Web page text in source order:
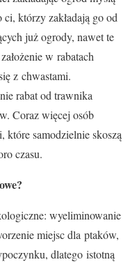
którzy zakładają go od
już ogrody, nawet te
w rabatach
z chwastami.
rabat od trawnika
Coraz więcej osób
które samodzielnie skoszą
czasu.
wyeliminowanie
miejsc dla ptaków,
dlatego istotną